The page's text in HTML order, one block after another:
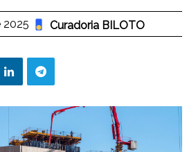
2025 Curadoria BILOTO